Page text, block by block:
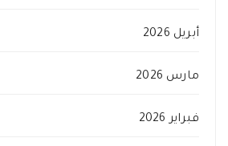
أبريل 2026
مارس 2026
فبراير 2026